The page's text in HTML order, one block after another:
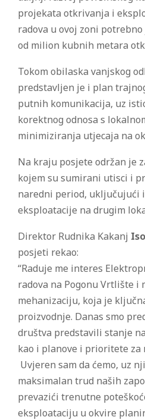
projekata otkrivanja i
radova u ovoj zoni
od milion kubnih metara
Tokom obilaska vanjskog
predstavljen je i plan
putnih komunikacija, uz
korektnog odnosa s
minimiziranja utjecaja na
Na kraju posjete održan je
kojem su sumirani utisci i
naredni period, uključujući
eksploatacije na drugim
Direktor Rudnika Kakanj
posjeti rekao:
“Raduje me interes
radova na Pogonu Vrtlište i
mehanizaciju, koja je
proizvodnje. Danas smo
društva predstavili stanje
kao i planove i prioritete za
Uvjeren sam da ćemo, uz
maksimalan trud naših
prevazići trenutne
eksploataciju u okvire